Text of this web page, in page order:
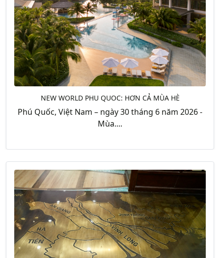
NEW WORLD PHU QUOC: HƠN CẢ MÙA HÈ
Phú Quốc, Việt Nam – ngày 30 tháng 6 năm 2026 -
Mùa....